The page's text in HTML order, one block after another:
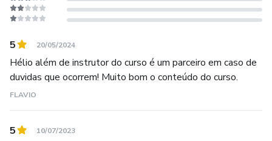
5 20/05/2024
Hélio além de instrutor do curso é um parceiro em caso de
duvidas que ocorrem! Muito bom o conteúdo do curso.
FLAVIO
5 10/07/2023